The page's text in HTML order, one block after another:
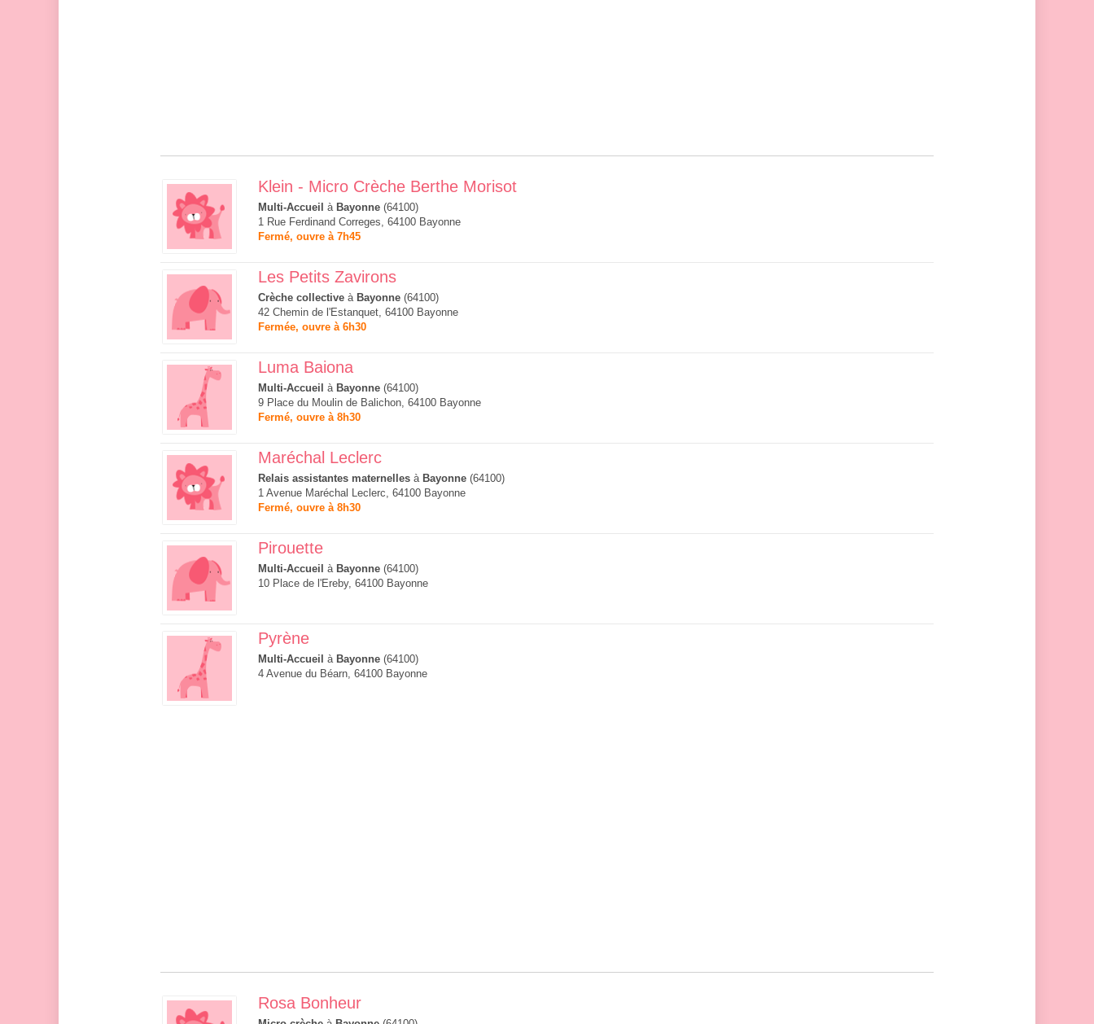
Klein - Micro Crèche Berthe Morisot
Multi-Accueil à Bayonne (64100)
1 Rue Ferdinand Correges, 64100 Bayonne
Fermé, ouvre à 7h45
Les Petits Zavirons
Crèche collective à Bayonne (64100)
42 Chemin de l'Estanquet, 64100 Bayonne
Fermée, ouvre à 6h30
Luma Baiona
Multi-Accueil à Bayonne (64100)
9 Place du Moulin de Balichon, 64100 Bayonne
Fermé, ouvre à 8h30
Maréchal Leclerc
Relais assistantes maternelles à Bayonne (64100)
1 Avenue Maréchal Leclerc, 64100 Bayonne
Fermé, ouvre à 8h30
Pirouette
Multi-Accueil à Bayonne (64100)
10 Place de l'Ereby, 64100 Bayonne
Pyrène
Multi-Accueil à Bayonne (64100)
4 Avenue du Béarn, 64100 Bayonne
Rosa Bonheur